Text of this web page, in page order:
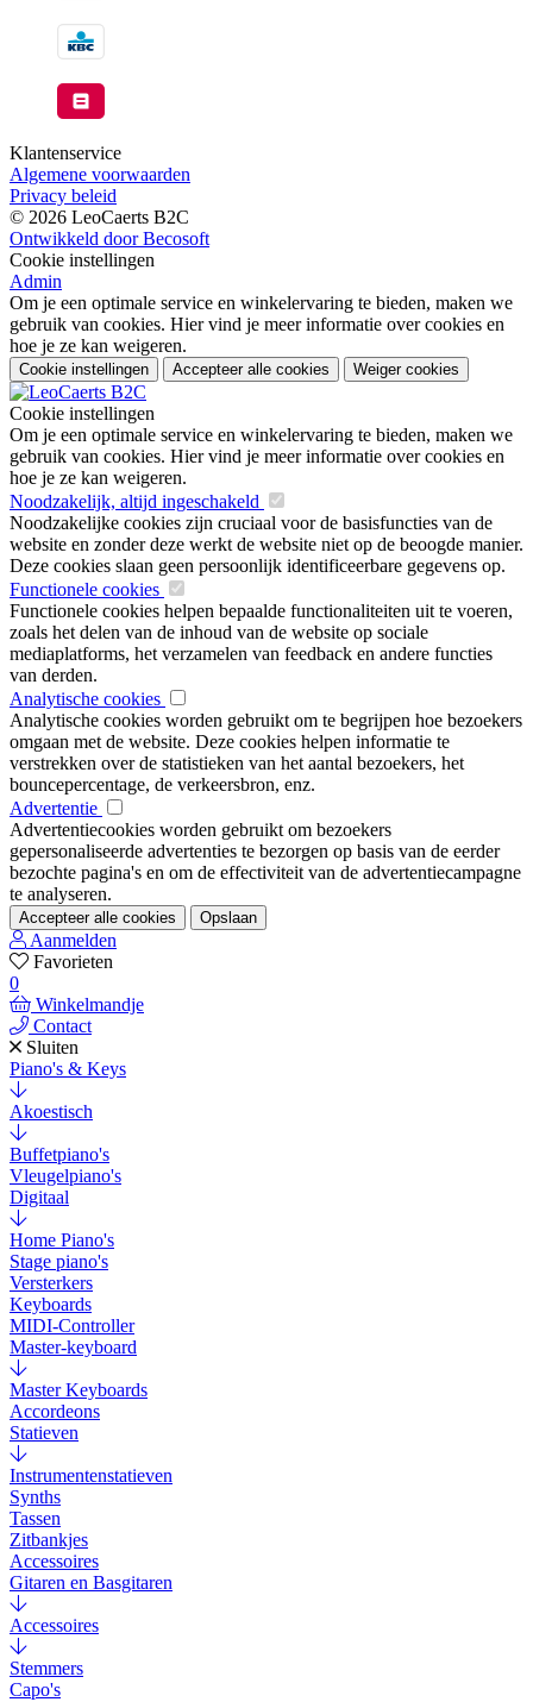
Klantenservice
Algemene voorwaarden
Privacy beleid
© 2026 LeoCaerts B2C
Ontwikkeld door Becosoft
Cookie instellingen
Admin
Om je een optimale service en winkelervaring te bieden, maken we
gebruik van cookies. Hier vind je meer informatie over cookies en
hoe je ze kan weigeren.
Cookie instellingen Accepteer alle cookies Weiger cookies
Cookie instellingen
Om je een optimale service en winkelervaring te bieden, maken we
gebruik van cookies. Hier vind je meer informatie over cookies en
hoe je ze kan weigeren.
Noodzakelijk, altijd ingeschakeld
Noodzakelijke cookies zijn cruciaal voor de basisfuncties van de
website en zonder deze werkt de website niet op de beoogde manier.
Deze cookies slaan geen persoonlijk identificeerbare gegevens op.
Functionele cookies
Functionele cookies helpen bepaalde functionaliteiten uit te voeren,
zoals het delen van de inhoud van de website op sociale
mediaplatforms, het verzamelen van feedback en andere functies
van derden.
Analytische cookies
Analytische cookies worden gebruikt om te begrijpen hoe bezoekers
omgaan met de website. Deze cookies helpen informatie te
verstrekken over de statistieken van het aantal bezoekers, het
bouncepercentage, de verkeersbron, enz.
Advertentie
Advertentiecookies worden gebruikt om bezoekers
gepersonaliseerde advertenties te bezorgen op basis van de eerder
bezochte pagina's en om de effectiviteit van de advertentiecampagne
te analyseren.
Accepteer alle cookies Opslaan
Aanmelden
Favorieten
0
Winkelmandje
Contact
Sluiten
Piano's & Keys
Akoestisch
Buffetpiano's
Vleugelpiano's
Digitaal
Home Piano's
Stage piano's
Versterkers
Keyboards
MIDI-Controller
Master-keyboard
Master Keyboards
Accordeons
Statieven
Instrumentenstatieven
Synths
Tassen
Zitbankjes
Accessoires
Gitaren en Basgitaren
Accessoires
Stemmers
Capo's